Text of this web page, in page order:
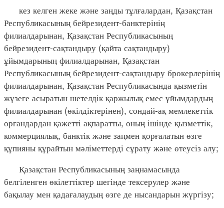
кез келген жеке және заңды тұлғалардан, Қазақстан
Республикасының бейрезидент-банктерінің
филиалдарынан, Қазақстан Республикасының
бейрезидент-сақтандыру (қайта сақтандыру)
ұйымдарының филиалдарынан, Қазақстан
Республикасының бейрезидент-сақтандыру брокерлерінің
филиалдарынан, Қазақстан Республикасында қызметін
жүзеге асыратын шетелдік қаржылық емес ұйымдардың
филиалдарынан (өкілдіктерінен), сондай-ақ мемлекеттік
органдардан қажетті ақпаратты, оның ішінде қызметтік,
коммерциялық, банктік және заңмен қорғалатын өзге
құпияны құрайтын мәліметтерді сұрату және өтеусіз алу;
Қазақстан Республикасының заңнамасында
белгіленген өкілеттіктер шегінде тексерулер және
бақылау мен қадағалаудың өзге де нысандарын жүргізу;